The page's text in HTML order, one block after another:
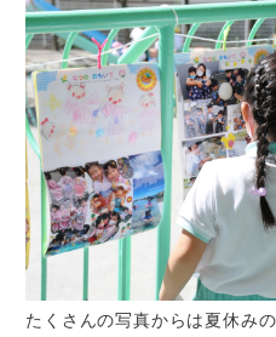
たくさんの写真からは夏休み